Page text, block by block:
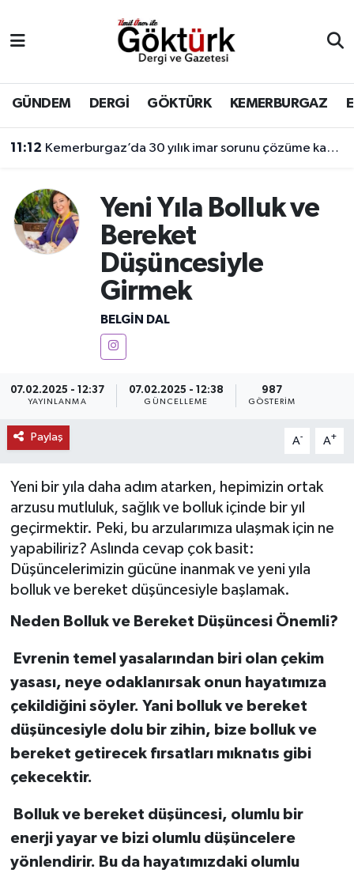
GÜNDEM DERGİ GÖKTÜRK KEMERBURGAZ
11:12 Kemerburgaz’da 30 yılık imar sorunu çözüme kavuşuyor
Yeni Yıla Bolluk ve
Bereket
Düşüncesiyle
Girmek
BELGIN DAL
07.02.2025 - 12:37
YAYINLANMA
07.02.2025 - 12:38
GÜNCELLEME
987
GÖSTERIM
Paylaş A- A+
Yeni bir yıla daha adım atarken, hepimizin ortak
arzusu mutluluk, sağlık ve bolluk içinde bir yıl
geçirmektir. Peki, bu arzularımıza ulaşmak için ne
yapabiliriz? Aslında cevap çok basit:
Düşüncelerimizin gücüne inanmak ve yeni yıla
bolluk ve bereket düşüncesiyle başlamak.
Neden Bolluk ve Bereket Düşüncesi Önemli?
Evrenin temel yasalarından biri olan çekim
yasası, neye odaklanırsak onun hayatımıza
çekildiğini söyler. Yani bolluk ve bereket
düşüncesiyle dolu bir zihin, bize bolluk ve
bereket getirecek fırsatları mıknatıs gibi
çekecektir.
Bolluk ve bereket düşüncesi, olumlu bir
enerji yayar ve bizi olumlu düşüncelere
yönlendirir. Bu da hayatımızdaki olumlu
BİLİM
DERGİ
EĞİTİM
GÖKTÜRK
GÜNDEM
KEMERBURGAZ
KÜLTÜR - SANAT
ÖZEL HABER
SAĞLIK
SPOR
TEKNOLOJİ
TİCARET
YAŞAM
Eyüpsultan Hava Durumu
Eyüpsultan Trafik Yoğunluk Haritası
Süper Lig Puan Durumu ve Fikstür
Son Dakika Haberleri
Haber Arşivi